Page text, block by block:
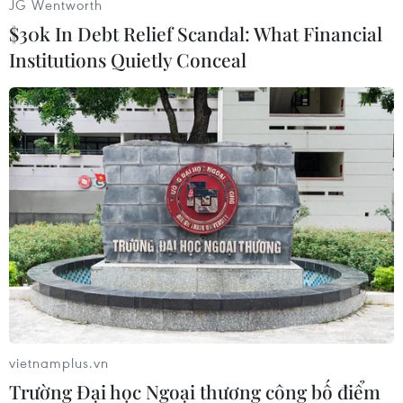
116 tỷ euro. Trong khi đó, kim ngạch nhập khẩu
hàng hóa từ Hà Lan giảm 9,6% so với năm 2019,
còn từ Mỹ giảm 5%.
Mỹ vẫn duy trì là thị trường xuất khẩu lớn nhất
của Đức kể từ năm 2015, dù kim ngạch xuất
khẩu giảm 12,5% so với năm 2019, đạt gần 104
tỷ euro. Trung Quốc đứng thứ hai trong số các
thị trường xuất khẩu quan trọng nhất của Đức.
Năm ngoái, kim ngạch xuất khẩu của Đức sang
Trung Quốc giảm 0,1% xuống còn gần 96 tỷ
euro.
[Ngành công nghiệp Đức lo lắng về các quy
định mới của Trung Quốc]
JG Wentworth
$30k In Debt Relief Scandal: What Financial
Institutions Quietly Conceal
vietnamplus.vn
Trường Đại học Ngoại thương công bố điểm